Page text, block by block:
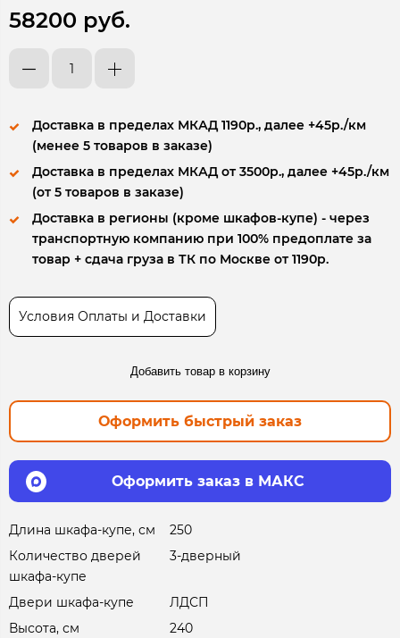
58200 руб.
Доставка в пределах МКАД 1190р., далее +45р./км
(менее 5 товаров в заказе)
Доставка в пределах МКАД от 3500р., далее +45р./км
(от 5 товаров в заказе)
Доставка в регионы (кроме шкафов-купе) - через
транспортную компанию при 100% предоплате за
товар + сдача груза в ТК по Москве от 1190р.
Условия Оплаты и Доставки
Добавить товар в корзину
Оформить быстрый заказ
Оформить заказ в МАКС
Длина шкафа-купе, см
250
Количество дверей
шкафа-купе
3-дверный
Двери шкафа-купе
ЛДСП
Высота, см
240